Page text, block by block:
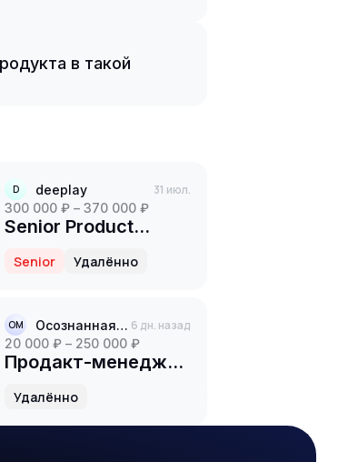
в такой
D deeplay
31 июл.
300 000 ₽ – 370 000 ₽
Senior Product
Senior Удалённо
ОМ Осознанная меркантильность 6 дн. назад
20 000 ₽ – 250 000 ₽
Продакт-менеджер
Удалённо